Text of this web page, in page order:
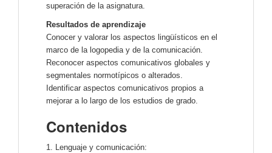
superación de la asignatura.
Resultados de aprendizaje
Conocer y valorar los aspectos lingüísticos en el
marco de la logopedia y de la comunicación.
Reconocer aspectos comunicativos globales y
segmentales normotípicos o alterados.
Identificar aspectos comunicativos propios a
mejorar a lo largo de los estudios de grado.
Contenidos
1. Lenguaje y comunicación: